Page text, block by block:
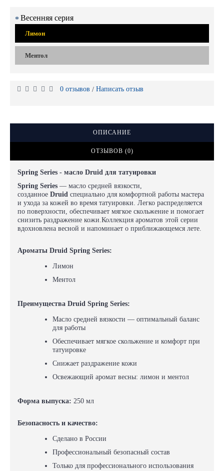
Весенняя серия
Лимон
Ментол
0 отзывов / Написать отзыв
ОПИСАНИЕ
ОТЗЫВОВ (0)
Spring Series - масло Druid для татуировки
Spring Series — масло средней вязкости,
созданное Druid специально для комфортной работы мастера
и ухода за кожей во время татуировки. Легко распределяется
по поверхности, обеспечивает мягкое скольжение и помогает
снизить раздражение кожи.Коллекция ароматов этой серии
вдохновлена весной и напоминает о приближающемся лете.
Ароматы Druid Spring Series:
Лимон
Ментол
Преимущества Druid Spring Series:
Масло средней вязкости — оптимальный баланс
для работы
Обеспечивает мягкое скольжение и комфорт при
татуировке
Снижает раздражение кожи
Освежающий аромат весны: лимон и ментол
Форма выпуска: 250 мл
Безопасность и качество:
Сделано в России
Профессиональный безопасный состав
Только для профессионального использования